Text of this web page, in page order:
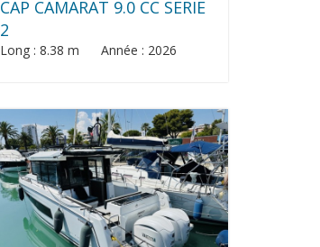
CAP CAMARAT 9.0 CC SERIE
2
Long : 8.38 m Année : 2026